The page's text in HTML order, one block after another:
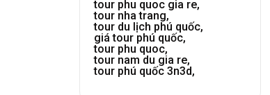
tour phu quoc gia re,
tour nha trang,
tour du lịch phú quốc,
giá tour phú quốc,
tour phu quoc,
tour nam du gia re,
tour phú quốc 3n3d,